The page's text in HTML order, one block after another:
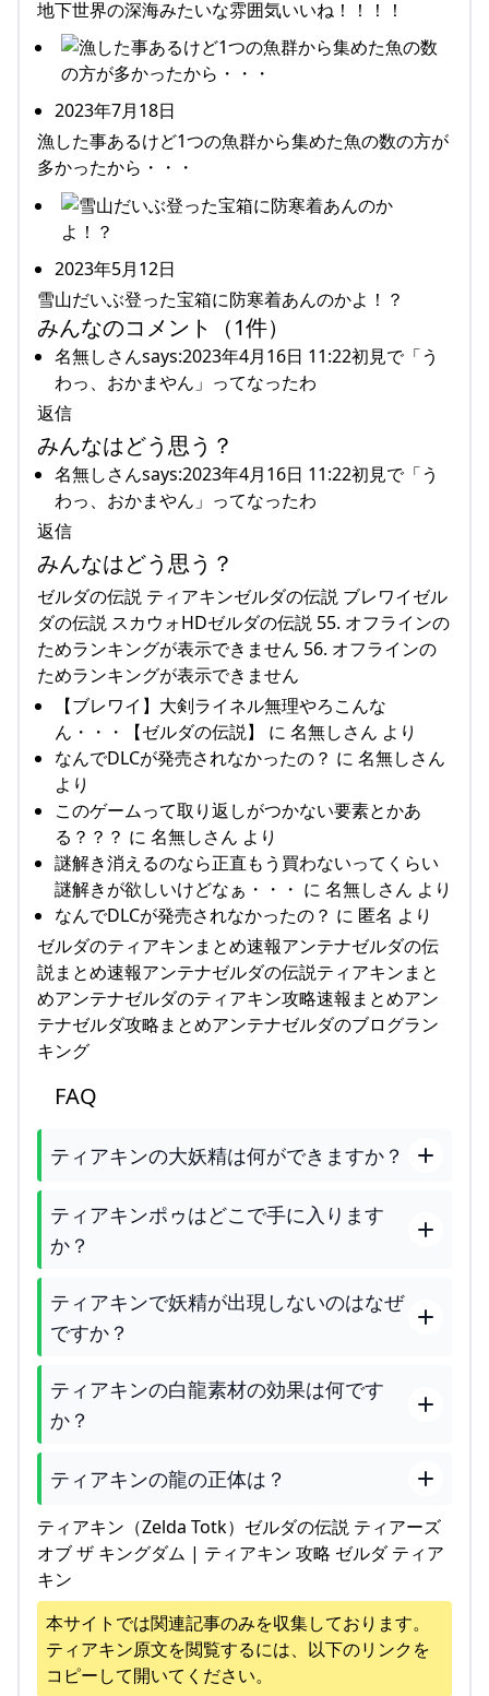
地下世界の深海みたいな雰囲気いいね！！！！
2023年7月18日
漁した事あるけど1つの魚群から集めた魚の数の方が
多かったから・・・
2023年5月12日
雪山だいぶ登った宝箱に防寒着あんのかよ！？
みんなのコメント（1件）
名無しさんsays:2023年4月16日 11:22初見で「う
わっ、おかまやん」ってなったわ
返信
みんなはどう思う？
名無しさんsays:2023年4月16日 11:22初見で「う
わっ、おかまやん」ってなったわ
返信
みんなはどう思う？
ゼルダの伝説 ティアキンゼルダの伝説 ブレワイゼル
ダの伝説 スカウォHDゼルダの伝説 55. オフラインの
ためランキングが表示できません 56. オフラインの
ためランキングが表示できません
【ブレワイ】大剣ライネル無理やろこんな
ん・・・【ゼルダの伝説】 に 名無しさん より
なんでDLCが発売されなかったの？ に 名無しさん
より
このゲームって取り返しがつかない要素とかあ
る？？？ に 名無しさん より
謎解き消えるのなら正直もう買わないってくらい
謎解きが欲しいけどなぁ・・・ に 名無しさん より
なんでDLCが発売されなかったの？ に 匿名 より
ゼルダのティアキンまとめ速報アンテナゼルダの伝
説まとめ速報アンテナゼルダの伝説ティアキンまと
めアンテナゼルダのティアキン攻略速報まとめアン
テナゼルダ攻略まとめアンテナゼルダのブログラン
キング
FAQ
ティアキンの大妖精は何ができますか？
ティアキンポゥはどこで手に入ります
か？
ティアキンで妖精が出現しないのはなぜ
ですか？
ティアキンの白龍素材の効果は何です
か？
ティアキンの龍の正体は？
ティアキン（Zelda Totk）ゼルダの伝説 ティアーズ
オブ ザ キングダム | ティアキン 攻略 ゼルダ ティア
キン
本サイトでは関連記事のみを収集しております。
ティアキン原文を閲覧するには、以下のリンクを
コピーして開いてください。